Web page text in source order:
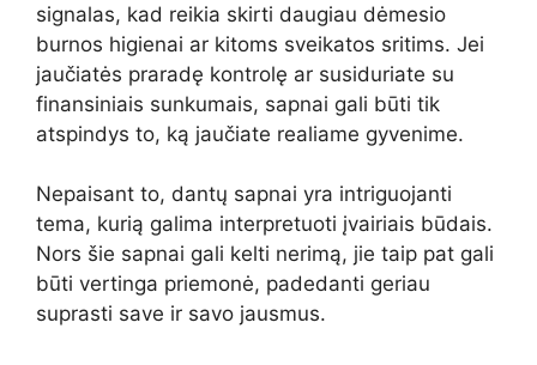
signalas, kad reikia skirti daugiau dėmesio
burnos higienai ar kitoms sveikatos sritims. Jei
jaučiatės praradę kontrolę ar susiduriate su
finansiniais sunkumais, sapnai gali būti tik
atspindys to, ką jaučiate realiame gyvenime.
Nepaisant to, dantų sapnai yra intriguojanti
tema, kurią galima interpretuoti įvairiais būdais.
Nors šie sapnai gali kelti nerimą, jie taip pat gali
būti vertinga priemonė, padedanti geriau
suprasti save ir savo jausmus.